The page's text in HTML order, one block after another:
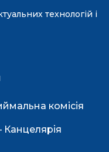
технологій і
комісія
Канцелярія